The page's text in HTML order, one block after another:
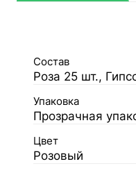
Состав
Роза 25 шт.,
Упаковка
Прозрачная
Цвет
Розовый